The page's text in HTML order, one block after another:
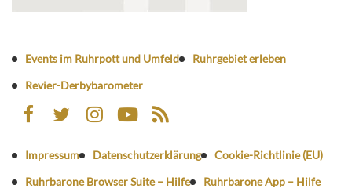
Events im Ruhrpott und Umfeld
Ruhrgebiet erleben
Revier-Derbybarometer
Impressum Datenschutzerklärung
Cookie-Richtlinie (EU)
Ruhrbarone Browser Suite – Hilfe
Ruhrbarone App – Hilfe